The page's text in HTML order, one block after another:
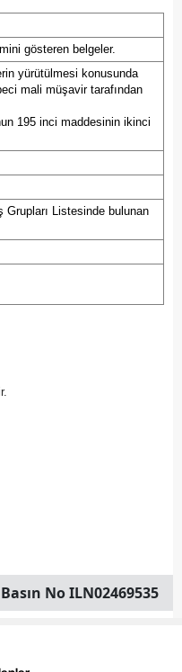
gösteren belgeler.
yürütülmesi konusunda
mali müşavir tarafından
195 inci maddesinin ikinci
Grupları Listesinde bulunan
Basın No ILN02469535